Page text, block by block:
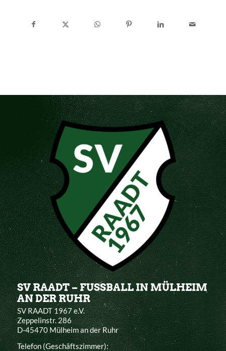
SV RAADT – FUSSBALL IN MÜLHEIM
AN DER RUHR
SV RAADT 1967 e.V.
Zeppelinstr. 286
D-45470 Mülheim an der Ruhr
Telefon (Geschäftszimmer):